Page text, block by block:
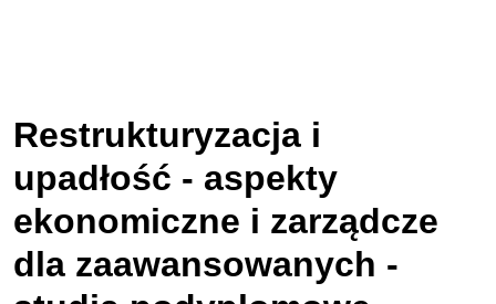
Restrukturyzacja i
upadłość - aspekty
ekonomiczne i zarządcze
dla zaawansowanych -